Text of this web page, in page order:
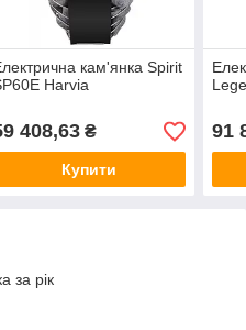
кам'янка Spirit
Harvia
408,63₴
Купити
91
за рік